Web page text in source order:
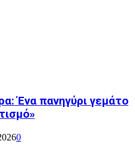
Ένα πανηγύρι γεμάτο
0